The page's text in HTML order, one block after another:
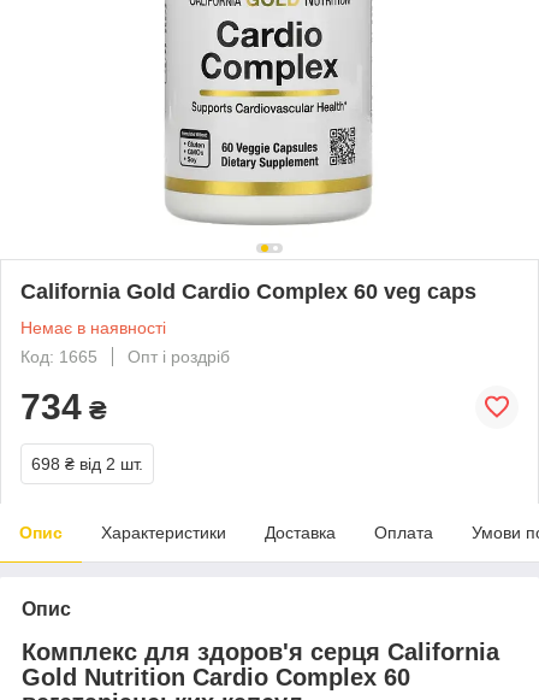
California Gold Cardio Complex 60 veg caps
Немає в наявності
Код: 1665
Опт і роздріб
734 ₴
698 ₴ від 2 шт.
Опис Характеристики Доставка Оплата Умови
Опис
Комплекс для здоров'я серця California
Gold Nutrition Cardio Complex 60